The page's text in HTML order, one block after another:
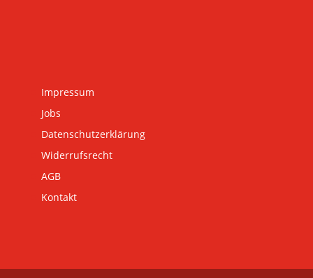
Impressum
Jobs
Datenschutzerklärung
Widerrufsrecht
AGB
Kontakt